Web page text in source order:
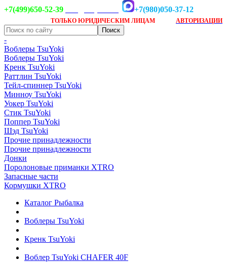
+7(499)650-52-39
+7(980)050-37-12
ТОЛЬКО ЮРИДИЧЕСКИМ ЛИЦАМ АВТОРИЗАЦИИ
-
Воблеры TsuYoki
Воблеры TsuYoki
Кренк TsuYoki
Раттлин TsuYoki
Тейл-спиннер TsuYoki
Минноу TsuYoki
Уокер TsuYoki
Стик TsuYoki
Поппер TsuYoki
Шэд TsuYoki
Прочие принадлежности
Прочие принадлежности
Донки
Поролоновые приманки XTRO
Запасные части
Кормушки XTRO
Каталог Рыбалка
Воблеры TsuYoki
Кренк TsuYoki
Воблер TsuYoki CHAFER 40F